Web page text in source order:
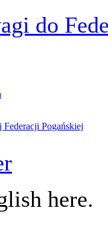
do
Pogańskiej
here.